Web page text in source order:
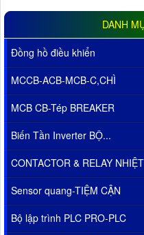
DANH
Đồng hồ điều khiển
MCCB-ACB-MCB-C,CHÌ
MCB CB-Tép BREAKER
Biến Tần Inverter BỘ...
CONTACTOR & RELAY NHIỆT
Sensor quang-TIỆM CẬN
Bộ lập trình PLC PRO-PLC